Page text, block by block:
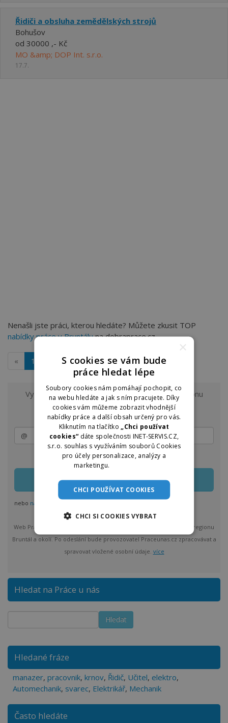
Řidiči a obsluha zemědělských strojů
Bohušov
od 30000 ,- Kč
MO &amp; DOP Int. s.r.o.
17.7.
Nenašli jste práci, kterou hledáte? Můžete zkusit TOP
nabídky práce v Bruntáluna dobraprace.cz
« 1
Vyzkoušejte odběr nových nabídek práce z regionu
Bruntál a okolína e-mail.
Zasílání lze kdykoliv upravit nebo jednoduše zrušit
nebo nastavit odběr pro více regionů
Web Práce u nás vám bude max. 1x denně posílat nové nabídky z regionu
Bruntál a okolí. Po odeslání bude provozovatel Praceunas.cz zpracovávat a
spravovat vložené osobní údaje. více
Hledat na Práce u nás
Hledané fráze
manazer, pracovnik, krnov, Řidič, Učitel, elektro,
Automechanik, svarec, Elektrikář, Mechanik
Často hledáte
×
S cookies se vám bude
práce hledat lépe
Soubory cookies nám pomáhají pochopit, co
na webu hledáte a jak s ním pracujete. Díky
cookies vám můžeme zobrazit vhodnější
nabídky práce a další obsah určený pro vás.
Kliknutím na tlačítko
„Chci používat
cookies“ dáte společnosti INET-SERVIS.CZ,
s.r.o. souhlas s využíváním souborů Cookies
pro účely personalizace, analýzy a
marketingu.
CHCI POUŽÍVAT COOKIES
CHCI SI COOKIES VYBRAT